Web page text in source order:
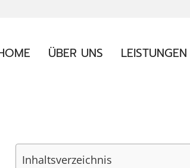
ÜBER UNS LEISTUNGEN
Inhaltsverzeichnis